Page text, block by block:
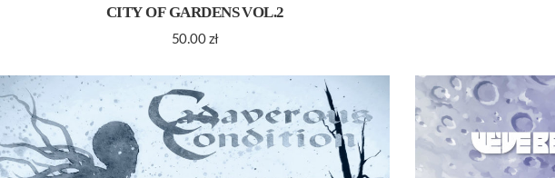
CITY OF GARDENS VOL.2
50.00 zł